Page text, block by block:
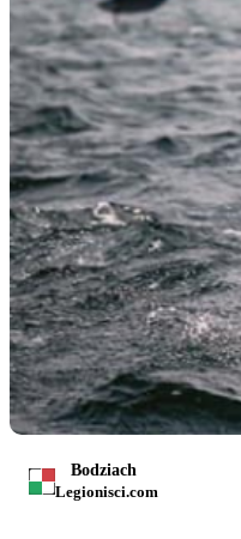
Bodziach
Legionisci.com